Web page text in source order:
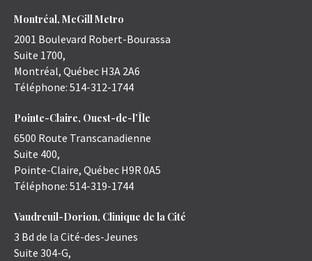
Montréal, McGill Metro
2001 Boulevard Robert-Bourassa
Suite 1700,
Montréal, Québec H3A 2A6
Téléphone: 514-312-1744
Pointe-Claire, Ouest-de-l’Île
6500 Route Transcanadienne
Suite 400,
Pointe-Claire, Québec H9R 0A5
Téléphone: 514-319-1744
Vaudreuil-Dorion, Clinique de la Cité
3 Bd de la Cité-des-Jeunes
Suite 304-G,